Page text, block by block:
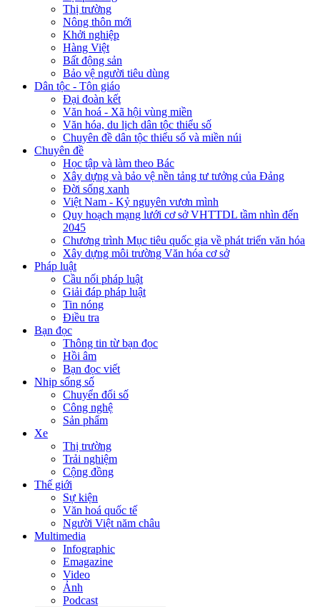
Thị trường
Nông thôn mới
Khởi nghiệp
Hàng Việt
Bất động sản
Bảo vệ người tiêu dùng
Dân tộc - Tôn giáo
Đại đoàn kết
Văn hoá - Xã hội vùng miền
Văn hóa, du lịch dân tộc thiểu số
Chuyên đề dân tộc thiểu số và miền núi
Chuyên đề
Học tập và làm theo Bác
Xây dựng và bảo vệ nền tảng tư tưởng của Đảng
Đời sống xanh
Việt Nam - Kỷ nguyên vươn mình
Quy hoạch mạng lưới cơ sở VHTTDL tầm nhìn đến
2045
Chương trình Mục tiêu quốc gia về phát triển văn hóa
Xây dựng môi trường Văn hóa cơ sở
Pháp luật
Cầu nối pháp luật
Giải đáp pháp luật
Tin nóng
Điều tra
Bạn đọc
Thông tin từ bạn đọc
Hồi âm
Bạn đọc viết
Nhịp sống số
Chuyển đổi số
Công nghệ
Sản phẩm
Xe
Thị trường
Trải nghiệm
Cộng đồng
Thế giới
Sự kiện
Văn hoá quốc tế
Người Việt năm châu
Multimedia
Infographic
Emagazine
Video
Ảnh
Podcast